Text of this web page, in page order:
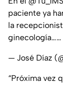
paciente ya
la
ginecología……
— José Díaz
“Próxima vez